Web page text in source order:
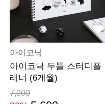
아이코닉
아이코닉 두들 스터디플
래너 (6개월)
7,000